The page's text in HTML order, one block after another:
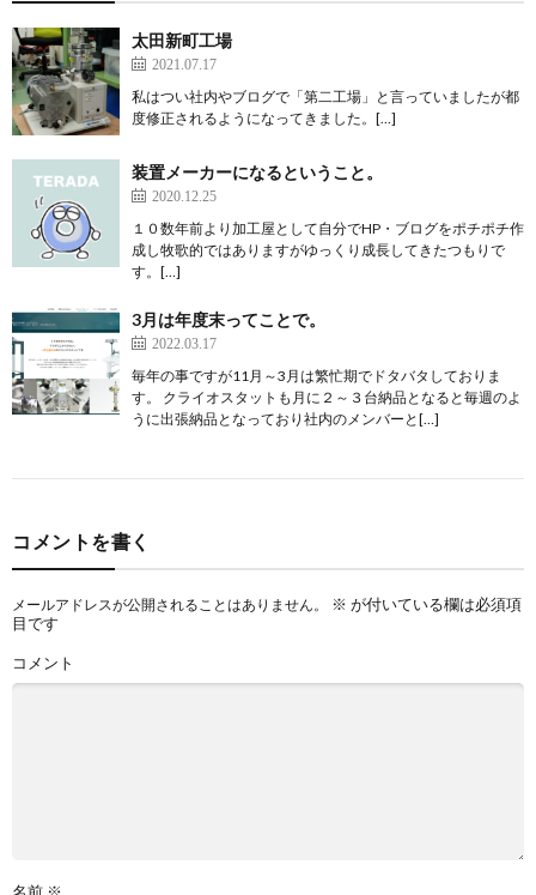
太田新町工場
2021.07.17
私はつい社内やブログで「第二工場」と言っていましたが都
度修正されるようになってきました。[…]
装置メーカーになるということ。
2020.12.25
１０数年前より加工屋として自分でHP・ブログをポチポチ作
成し牧歌的ではありますがゆっくり成長してきたつもりで
す。[…]
3月は年度末ってことで。
2022.03.17
毎年の事ですが11月～3月は繁忙期でドタバタしておりま
す。 クライオスタットも月に２～３台納品となると毎週のよ
うに出張納品となっており社内のメンバーと[…]
コメントを書く
メールアドレスが公開されることはありません。 ※ が付いている欄は必須項
目です
コメント
名前 ※